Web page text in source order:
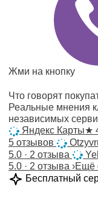
Жми на кнопку
Что говорят
Реальные мнения
независимых
Яндекс Карты★
5 отзывов
5.0 · 2 отзыва
5.0 · 2 отзыва ›Ещё
Бесплатный